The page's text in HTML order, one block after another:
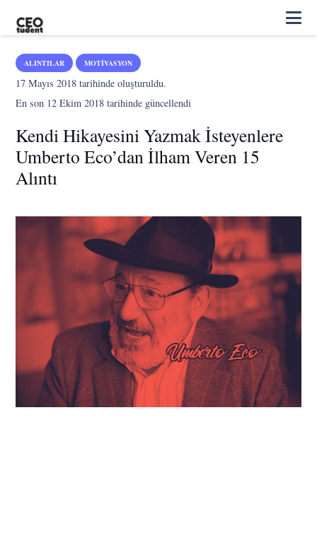
ALINTILAR MOTIVASYON
17 Mayıs 2018 tarihinde oluşturuldu.
En son 12 Ekim 2018 tarihinde güncellendi
Kendi Hikayesini Yazmak İsteyenlere
Umberto Eco’dan İlham Veren 15
Alıntı